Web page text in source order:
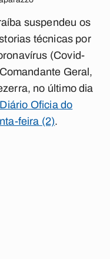
suspendeu os
técnicas por
(Covid-
Geral,
no último dia
Diário Oficia do
feira (2).